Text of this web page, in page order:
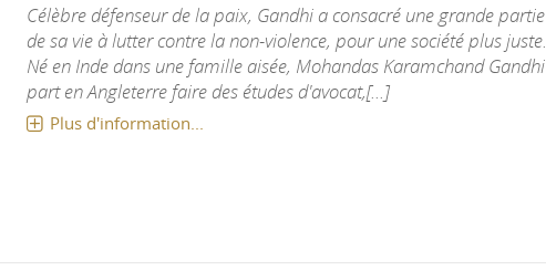
Célèbre défenseur de la paix, Gandhi a consacré une grande partie
de sa vie à lutter contre la non-violence, pour une société plus juste.
Né en Inde dans une famille aisée, Mohandas Karamchand Gandhi
part en Angleterre faire des études d'avocat,[...]
Plus d'information...